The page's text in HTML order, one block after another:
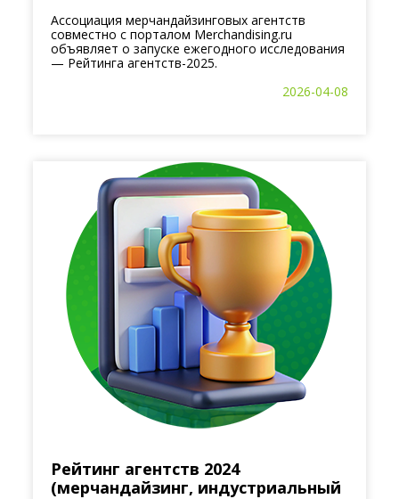
Ассоциация мерчандайзинговых агентств
совместно с порталом Merchandising.ru
объявляет о запуске ежегодного исследования
— Рейтинга агентств-2025.
2026-04-08
Рейтинг агентств 2024
(мерчандайзинг, индустриальный